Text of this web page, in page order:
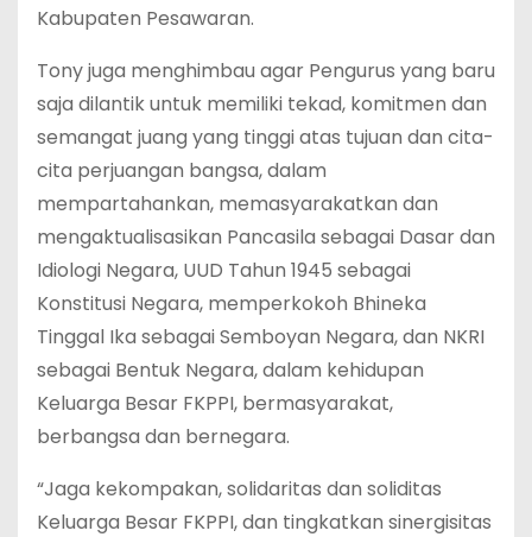
Kabupaten Pesawaran.
Tony juga menghimbau agar Pengurus yang baru
saja dilantik untuk memiliki tekad, komitmen dan
semangat juang yang tinggi atas tujuan dan cita-
cita perjuangan bangsa, dalam
mempartahankan, memasyarakatkan dan
mengaktualisasikan Pancasila sebagai Dasar dan
Idiologi Negara, UUD Tahun 1945 sebagai
Konstitusi Negara, memperkokoh Bhineka
Tinggal Ika sebagai Semboyan Negara, dan NKRI
sebagai Bentuk Negara, dalam kehidupan
Keluarga Besar FKPPI, bermasyarakat,
berbangsa dan bernegara.
“Jaga kekompakan, solidaritas dan soliditas
Keluarga Besar FKPPI, dan tingkatkan sinergisitas